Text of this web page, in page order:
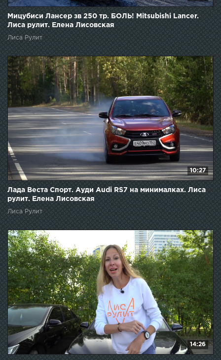
Мицубиси Лансер зв 250 тр. БОЛЬ! Mitsubishi Lancer.
Лиса рулит. Елена Лисовская
Лиса Рулит
10:27
Лада Веста Спорт. Ауди Audi RS7 на минималках. Лиса
рулит. Елена Лисовская
Лиса Рулит
14:26